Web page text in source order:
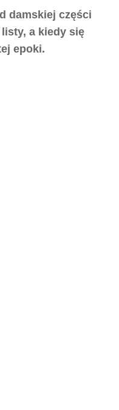
damskiej części
listy, a kiedy się
epoki.